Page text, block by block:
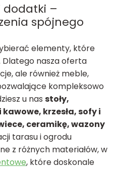
dodatki –
spójnego
elementy, które
Dlatego nasza oferta
ale również meble,
kompleksowo
u nas stoły,
krzesła, sofy i
ceramikę, wazony
tarasu i ogrodu
z różnych materiałów, w
, które doskonale